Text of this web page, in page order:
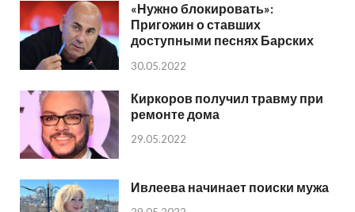
«Нужно блокировать»:
Пригожин о ставших
доступными песнях Барских
30.05.2022
Киркоров получил травму при
ремонте дома
29.05.2022
Ивлеева начинает поиски мужа